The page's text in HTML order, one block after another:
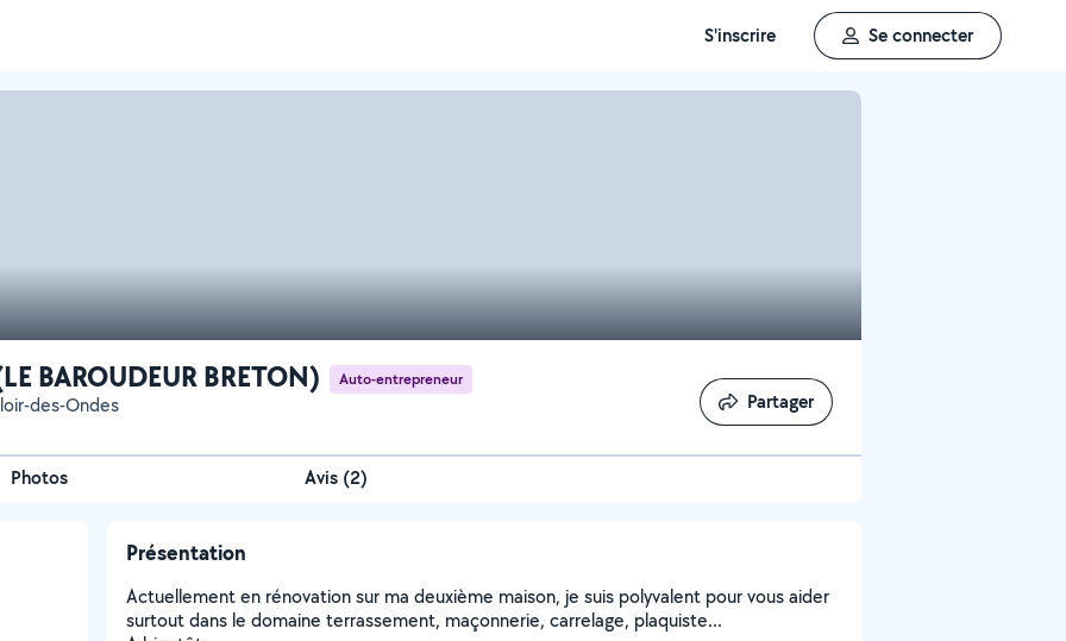
S'inscrire Se connecter
BAROUDEUR BRETON) Auto-entrepreneur
des-Ondes Partager
Partager
Photos Avis (2)
Présentation
Actuellement en rénovation sur ma deuxième maison, je suis polyvalent pour vous aider
surtout dans le domaine terrassement, maçonnerie, carrelage, plaquiste...